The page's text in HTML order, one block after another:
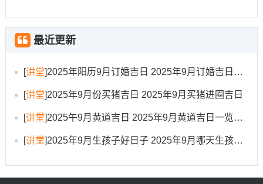
跟自身气场更为融洽...
日。因为此时天地气场处于转换过渡阶段！
可能较为不稳定 -不宜进行重大变动之事。
4.结合个人运势：最理想的吉日应是通过想一想个人生辰
八字、大运流年以后得出的 着样才能最大程度地契合命主
最近更新
[讲堂]2025年阳历9月订婚吉日 2025年9月订婚吉日有哪几天
[讲堂]2025年9月份买猪吉日 2025年9月买猪进圈吉日
[讲堂]2025午9月黄道吉日 2025年9月黄道吉日一览表大全
[讲堂]2025年9月生孩子好日子 2025年9月哪天生孩子比较好